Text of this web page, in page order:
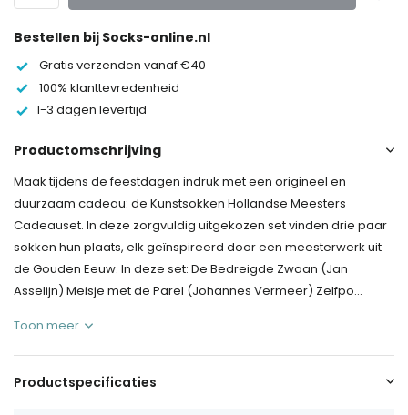
Bestellen bij Socks-online.nl
Gratis verzenden vanaf €40
100% klanttevredenheid
1-3 dagen levertijd
Productomschrijving
Maak tijdens de feestdagen indruk met een origineel en
duurzaam cadeau: de Kunstsokken Hollandse Meesters
Cadeauset. In deze zorgvuldig uitgekozen set vinden drie paar
sokken hun plaats, elk geïnspireerd door een meesterwerk uit
de Gouden Eeuw. In deze set: De Bedreigde Zwaan (Jan
Asselijn) Meisje met de Parel (Johannes Vermeer) Zelfpo...
Toon meer
Productspecificaties